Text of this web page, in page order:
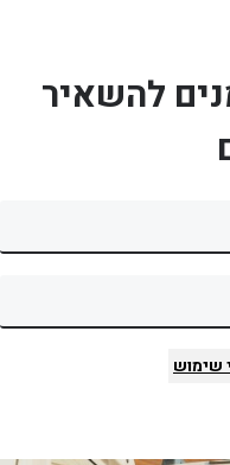
להשאיר
שימוש